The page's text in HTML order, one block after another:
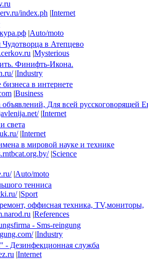
index.ph |Internet
|Auto/moto
в Атепцево
|Mysterious
Финифть-Икона.
|Industry
в интернете
|Business
объявлений, Для всей русскоговорящей
|Internet
света
|Internet
в мировой науке и технике
|Science
|Auto/moto
тенниса
|Sport
оффисная техника, TV,мониторы,
|References
- Sms-reingung
|Industry
- Дезинфекционная служба
|Internet